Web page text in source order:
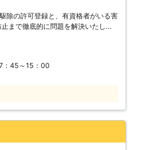
除の許可登録と、有資格者がいる害
まで徹底的に問題を解決いたしま
所にムカデを見つけたとき。 ・屋
カデが大量に発生したとき。 日
持ち、幅広いエリアをカバーできま
カデに困ったときには、迷わずに
：45～15：00